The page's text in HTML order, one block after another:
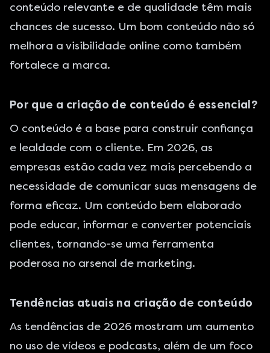
conteúdo relevante e de qualidade têm mais
chances de sucesso. Um bom conteúdo não só
melhora a visibilidade online como também
fortalece a marca.
Por que a criação de conteúdo é essencial?
O conteúdo é a base para construir confiança
e lealdade com o cliente. Em 2026, as
empresas estão cada vez mais percebendo a
necessidade de comunicar suas mensagens de
forma eficaz. Um conteúdo bem elaborado
pode educar, informar e converter potenciais
clientes, tornando-se uma ferramenta
poderosa no arsenal de marketing.
Tendências atuais na criação de conteúdo
As tendências de 2026 mostram um aumento
no uso de vídeos e podcasts, além de um foco